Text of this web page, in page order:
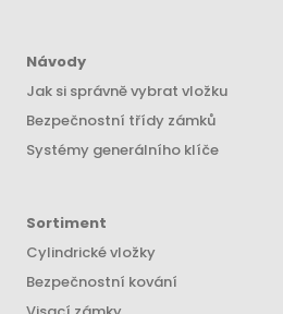
Návody
Jak si správně vybrat vložku
Bezpečnostní třídy zámků
Systémy generálního klíče
Sortiment
Cylindrické vložky
Bezpečnostní kování